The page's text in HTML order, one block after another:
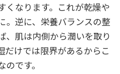
くなります。これが乾燥や
。逆に、栄養バランスの整
、肌は内側から潤いを取り
だけでは限界があるからこ
です。